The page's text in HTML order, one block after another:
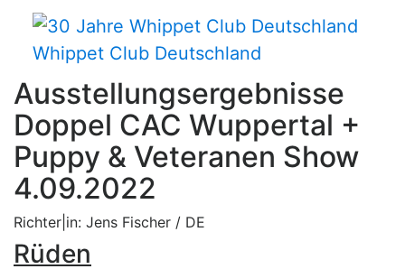
Whippet Club Deutschland
Ausstellungsergebnisse
Doppel CAC Wuppertal +
Puppy & Veteranen Show
4.09.2022
Richter|in: Jens Fischer / DE
Rüden